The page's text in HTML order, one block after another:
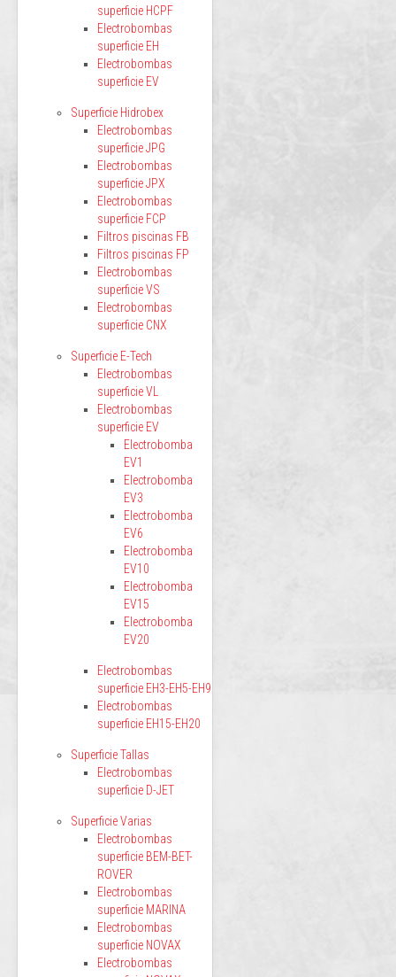
superficie HCPF
Electrobombas
superficie EH
Electrobombas
superficie EV
Superficie Hidrobex
Electrobombas
superficie JPG
Electrobombas
superficie JPX
Electrobombas
superficie FCP
Filtros piscinas FB
Filtros piscinas FP
Electrobombas
superficie VS
Electrobombas
superficie CNX
Superficie E-Tech
Electrobombas
superficie VL
Electrobombas
superficie EV
Electrobomba
EV1
Electrobomba
EV3
Electrobomba
EV6
Electrobomba
EV10
Electrobomba
EV15
Electrobomba
EV20
Electrobombas
superficie EH3-EH5-EH9
Electrobombas
superficie EH15-EH20
Superficie Tallas
Electrobombas
superficie D-JET
Superficie Varias
Electrobombas
superficie BEM-BET-
ROVER
Electrobombas
superficie MARINA
Electrobombas
superficie NOVAX
Electrobombas